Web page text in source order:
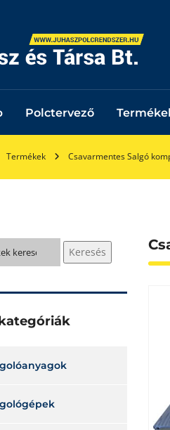
Polctervező
Termékek Csavarmentes Salgó
Keresés